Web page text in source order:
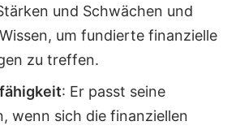
und Schwächen und
um fundierte finanzielle
zu treffen.
: Er passt seine
wenn sich die finanziellen